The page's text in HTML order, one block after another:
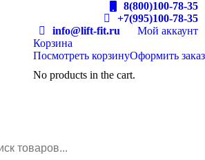
8(800)100-78-35
+7(995)100-78-35
info@lift-fit.ru
Мой аккаунт
Корзина
Посмотреть корзинуОформить заказ
No products in the cart.